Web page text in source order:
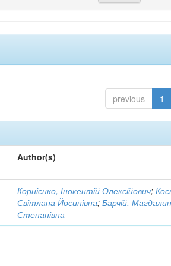
previous 1
Author(s)
Корнієнко, Інокентій Олексійович;
Світлана Йосипівна;Барчій,
Степанівна